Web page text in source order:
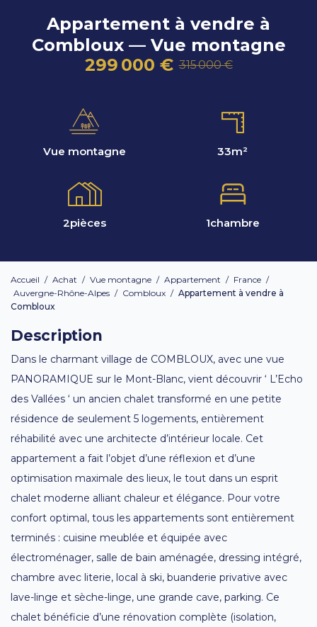
Appartement à vendre à
Combloux — Vue montagne
299 000 € 315 000 €
Vue montagne 33m²
2pièces 1chambre
Accueil / Achat / Vue montagne / Appartement / France /
Auvergne-Rhône-Alpes / Combloux / Appartement à vendre à
Combloux
Description
Dans le charmant village de COMBLOUX, avec une vue
PANORAMIQUE sur le Mont-Blanc, vient découvrir ‘ L’Echo
des Vallées ‘ un ancien chalet transformé en une petite
résidence de seulement 5 logements, entièrement
réhabilité avec une architecte d’intérieur locale. Cet
appartement a fait l’objet d’une réflexion et d’une
optimisation maximale des lieux, le tout dans un esprit
chalet moderne alliant chaleur et élégance. Pour votre
confort optimal, tous les appartements sont entièrement
terminés : cuisine meublée et équipée avec
électroménager, salle de bain aménagée, dressing intégré,
chambre avec literie, local à ski, buanderie privative avec
lave-linge et sèche-linge, une grande cave, parking. Ce
chalet bénéficie d’une rénovation complète (isolation,